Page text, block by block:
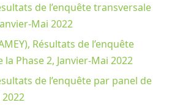
de l’enquête transversale
Mai 2022
Résultats de l’enquête
Phase 2, Janvier-Mai 2022
de l’enquête par panel de